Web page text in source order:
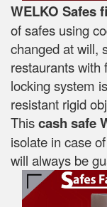
WELKO Safes
of safes using
changed at will,
restaurants with
locking system
resistant rigid
Thiscash safe
isolate in case
will always be